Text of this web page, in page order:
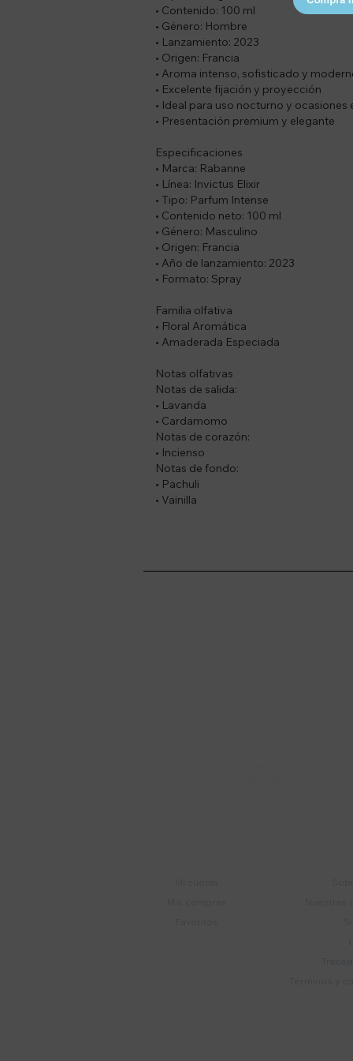
• Contenido: 100 ml
• Género: Hombre
• Lanzamiento: 2023
• Origen: Francia
• Aroma intenso, sofisticado y
• Excelente fijación y proyección
• Ideal para uso nocturno y ocasiones
• Presentación premium y elegante
Especificaciones
• Marca: Rabanne
• Línea: Invictus Elixir
• Tipo: Parfum Intense
• Contenido neto: 100 ml
• Género: Masculino
• Origen: Francia
• Año de lanzamiento: 2023
• Formato: Spray
Familia olfativa
• Floral Aromática
• Amaderada Especiada
Notas olfativas
Notas de salida:
• Lavanda
• Cardamomo
Notas de corazón:
• Incienso
Notas de fondo:
• Pachuli
• Vainilla